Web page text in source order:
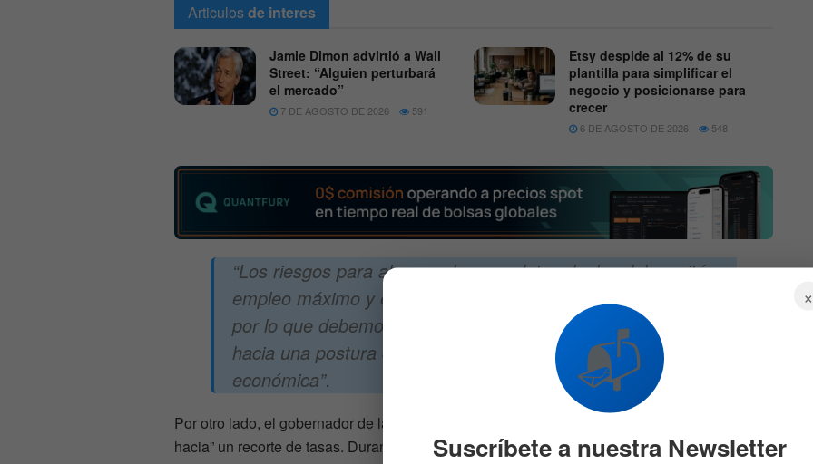
Articulosde interes
Jamie Dimon advirtió a Wall
Street: “Alguien perturbará
el mercado”
7 DE AGOSTO DE 2026 591
Etsy despide al 12% de su
plantilla para simplificar el
negocio y posicionarse para
crecer
6 DE AGOSTO DE 2026 548
“Los riesgos para alcanzar los mandatos duales del comité —
empleo máximo y estabilidad de precios— se han equilibrado,
por lo que debemos comenzar a ajustar la política monetaria
hacia una postura que ni estimule ni restrinja la actividad
económica”.
Por otro lado, el gobernador de la Fed, Christopher Waller, indicó que está “inclinándose
hacia” un recorte de tasas. Durante un foro en Washington, explicó:
×
📬
Suscríbete a nuestra Newsletter